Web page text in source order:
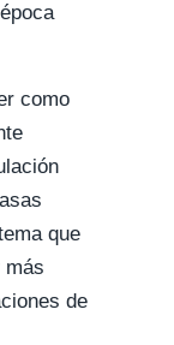
como
que
más
de